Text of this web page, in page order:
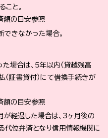
こと。
の目安参照
できなかった場合。
場合は、5年以内（貸越残高
証書貸付）にて借換手続きが
の目安参照
経過した場合は、3ヶ月後の
代位弁済となり信用情報機関に